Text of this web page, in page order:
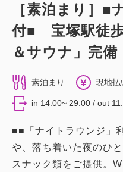
［素泊まり］■
付■ 宝塚駅徒
＆サウナ」完備
素泊まり 現地払
in 14:00~ 29:00 / out
■■「ナイトラウンジ」
や、落ち着いた夜のひ
スナック類をご提供。